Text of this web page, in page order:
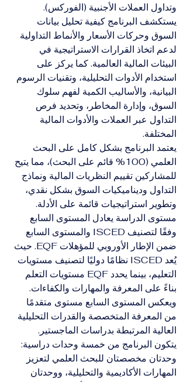
وتداول العملات الأجنبية (الفوركس).
يستكشف البرنامج كيفية تحليل بيانات
السوق وحركات الأسعار والأنماط التداولية
لدعم اتخاذ القرارات الاستراتيجية في
البيئات المالية العالمية. كما يركز على
استخدام الأدوات التحليلية، وتقنيات الرسوم
البيانية، والأساليب الكمية لفهم سلوك
السوق، وإدارة المخاطر، وتحديد فرص
التداول عبر العملات والأدوات المالية
المختلفة.
يعتمد البرنامج بشكل كامل على البحث
العلمي (100% قائم على البحث)، مما يتيح
للمشاركين تقييم النظريات المالية ونماذج
التداول وديناميكيات السوق بشكل نقدي،
وتطوير استراتيجيات قائمة على الأدلة.
مستوى الدراسة يعادل المستوى السابع
وفقًا لتصنيف ISCED والمستوى السابع
ضمن الإطار الأوروبي للمؤهلات EQF. حيث
يُعد ISCED نظامًا دوليًا لتصنيف مستويات
التعليم، بينما يحدد EQF مستويات التعلم
بناءً على المعرفة والمهارات والكفاءات.
ويعكس المستوى السابع مستوى متقدمًا
من المعرفة المتخصصة والقدرات التحليلية
العالية المرتبطة بدراسات الماجستير.
يتكون البرنامج من خمسة وحدات دراسية:
وحدتان مخصصتان للبحث العلمي لتعزيز
المهارات الأكاديمية والتحليلية، ووحدتان